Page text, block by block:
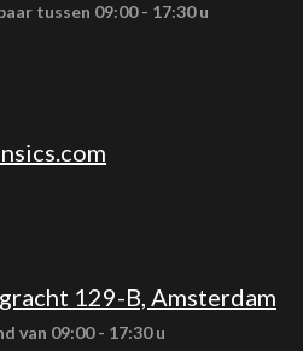
tussen 09:00 - 17:30 u
129-B, Amsterdam
van 09:00 - 17:30 u